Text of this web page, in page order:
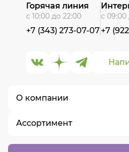
О компании
О нас
Контакты
Ассортимент
Горячая линия
с 10:00 до 22:00
+7 (343) 273-07-07
с 09:00
+7